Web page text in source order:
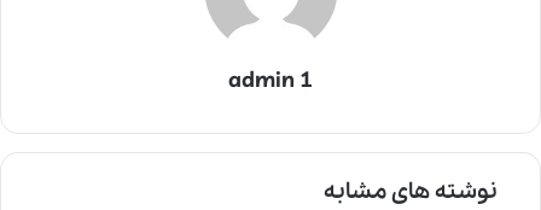
admin 1
نوشته های مشابه